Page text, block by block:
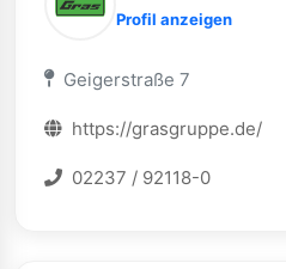
Profil anzeigen
Geigerstraße 7
https://grasgruppe.de/
02237 / 92118-0